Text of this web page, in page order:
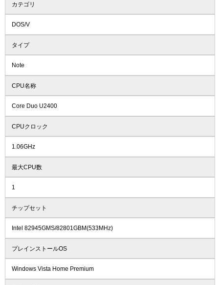
カテゴリ
DOS/V
タイプ
Note
CPU名称
Core Duo U2400
CPUクロック
1.06GHz
最大CPU数
1
チップセット
Intel 82945GMS/82801GBM(533MHz)
プレインストールOS
Windows Vista Home Premium